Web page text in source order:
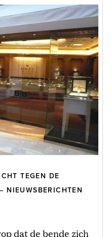
TEGEN DE
NIEUWSBERICHTEN
dat de bende zich